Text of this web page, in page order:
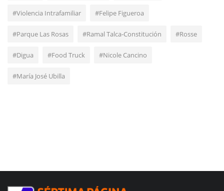
#Violencia Intrafamiliar #Felipe Figueroa
#Parque Las Rosas #Ramal Talca-Constitución #Rosse
#Digua #Food Truck #Nicole Cancino
#María José Ubilla